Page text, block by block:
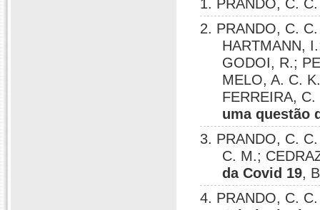
1. PRANDO, C.
2. PRANDO, C.
HARTMANN,
GODOI, R.;
MELO, A. C.
FERREIRA,
uma questão
3. PRANDO, C.
C. M.;
da Covid 19,
4. PRANDO, C.